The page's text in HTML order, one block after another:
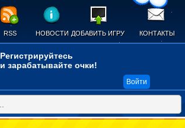
RSS НОВОСТИ ДОБАВИТЬ ИГРУ КОНТАКТЫ
Регистрируйтесь
и зарабатывайте очки!
Войти